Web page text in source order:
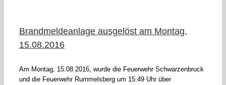
Brandmeldeanlage ausgelöst am Montag,
15.08.2016
Am Montag, 15.08.2016, wurde die Feuerwehr Schwarzenbruck
und die Feuerwehr Rummelsberg um 15:49 Uhr über